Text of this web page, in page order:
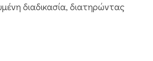
διαδικασία, διατηρώντας